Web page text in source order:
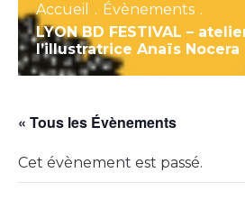
Accueil . Évènements .
LYON BD FESTIVAL –
l’illustratrice Anaïs Nocera
« Tous les Évènements
Cet évènement est passé.